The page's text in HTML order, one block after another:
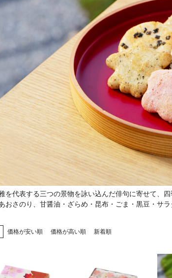
を代表する三つの景物を詠い込んだ俳句に寄せて、
おさのり、甘醤油・ざらめ・昆布・ごま・黒豆・サ
価格が安い順 価格が高い順 新着順